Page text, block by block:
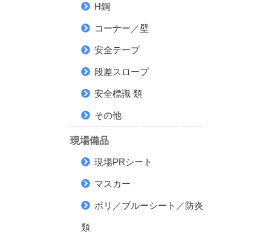
H鋼
コーナー／壁
安全テープ
段差スロープ
安全標識 類
その他
現場備品
現場PRシート
マスカー
ポリ／ブルーシート／防炎
類